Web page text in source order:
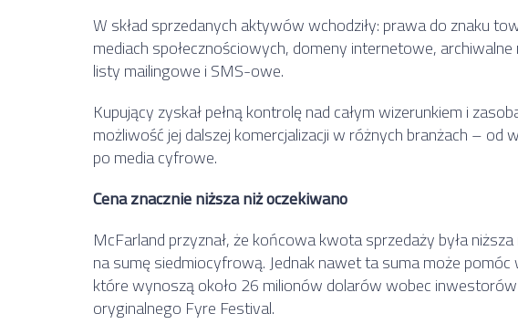
W skład sprzedanych aktywów wchodziły: prawa do znaku
mediach społecznościowych, domeny internetowe,
listy mailingowe i SMS-owe.
Kupujący zyskał pełną kontrolę nad całym wizerunkiem i
możliwość jej dalszej komercjalizacji w różnych branżach – od
po media cyfrowe.
Cena znacznie niższa niż oczekiwano
McFarland przyznał, że końcowa kwota sprzedaży była
na sumę siedmiocyfrową. Jednak nawet ta suma może
które wynoszą około 26 milionów dolarów wobec
oryginalnego Fyre Festival.